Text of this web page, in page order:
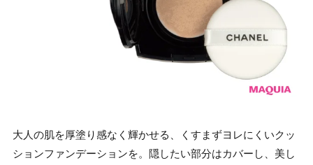
大人の肌を厚塗り感なく輝かせる、くすまずヨレにくいクッ
ションファンデーションを。隠したい部分はカバーし、美し